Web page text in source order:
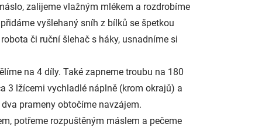
zalijeme vlažným mlékem a rozdrobíme
vyšlehaný sníh z bílků se špetkou
či ruční šlehač s háky, usnadníme si
na 4 díly. Také zapneme troubu na 180
3 lžícemi vychladlé náplně (krom okrajů) a
prameny obtočíme navzájem.
potřeme rozpuštěným máslem a pečeme